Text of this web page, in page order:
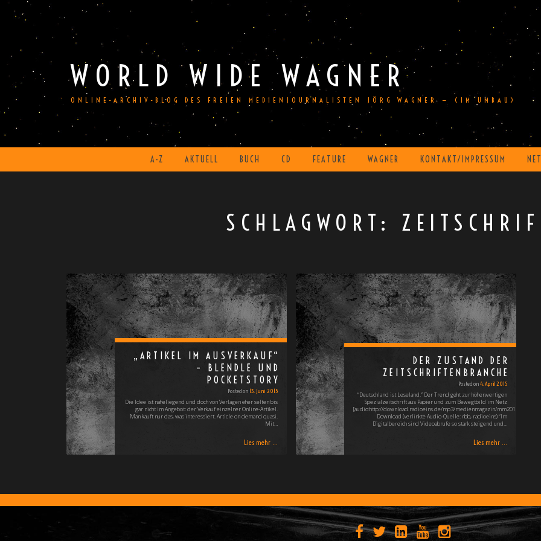
Skip
content
WORLD WIDE WAGNER
ONLINE-ARCHIV-BLOG DES FREIEN MEDIENJOURNALISTEN JÖRG WAGNER — (IM UMBAU)
A-Z AKTUELL BUCH CD FEATURE WAGNER KONTAKT/IMPRESSUM
SCHLAGWORT:
„ARTIKEL IM AUSVERKAUF“
– BLENDLE UND
POCKETSTORY
Posted on 13. Juni 2015
Die Idee ist naheliegend und doch von Verlagen eher selten bis
gar nicht im Angebot: der Verkauf einzelner Online-Artikel.
Man kauft nur das, was interessiert. Article on demand quasi.
Mit…
Lies mehr ...
DER ZUSTAND DER
ZEITSCHRIFTENBRANCHE
Posted on4. April 2015
“Deutschland ist Leseland.” Der Trend geht zur höherwertigen
Spezialzeitschrift aus Papier und zum Bewegtbild im Netz
[audio:http://download.radioeins.de/mp3/medienmagazin/
Download (verlinkte Audio-Quelle: rbb, radioeins) “Im
Digitalbereich sind Videoabrufe so stark steigend und…
Lies mehr ...